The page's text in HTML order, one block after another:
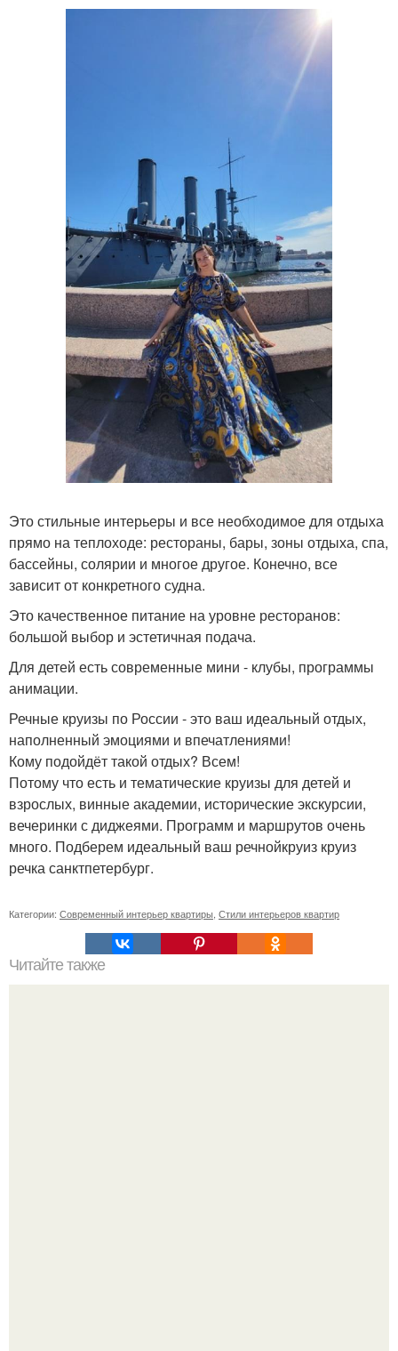
Это стильные интерьеры и все необходимое для отдыха
прямо на теплоходе: рестораны, бары, зоны отдыха, спа,
бассейны, солярии и многое другое. Конечно, все
зависит от конкретного судна.
Это качественное питание на уровне ресторанов:
большой выбор и эстетичная подача.
Для детей есть современные мини - клубы, программы
анимации.
Речные круизы по России - это ваш идеальный отдых,
наполненный эмоциями и впечатлениями!
Кому подойдёт такой отдых? Всем!
Потому что есть и тематические круизы для детей и
взрослых, винные академии, исторические экскурсии,
вечеринки с диджеями. Программ и маршрутов очень
много. Подберем идеальный ваш речнойкруиз круиз
речка санктпетербург.
Категории: Современный интерьер квартиры, Стили интерьеров квартир
Читайте также